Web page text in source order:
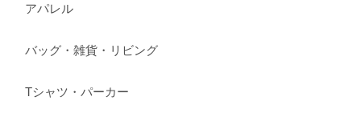
アパレル
バッグ・雑貨・リビング
Tシャツ・パーカー